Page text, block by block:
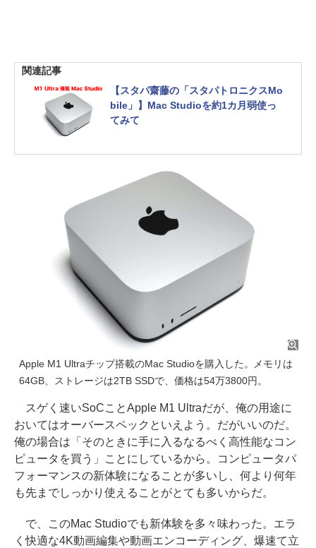
関連記事
【スタパ齋藤の「スタパトロニクスMo
bile」】Mac Studioを約1カ月弱使っ
てみて
Apple M1 Ultraチップ搭載のMac Studioを購入した。メモリは
64GB、ストレージは2TB SSDで、価格は54万3800円。
スゲく速いSoCことApple M1 Ultraだが、俺の用途に
おいてはオーバースペックといえよう。だがいいのだ。
俺の場合は「そのときに手に入るなるべく高性能なコン
ピュータを買う」ことにしているから。コンピュータパ
フォーマンスの新体験になることが多いし、何より何年
も先までしっかり使えることがとても多いからだ。
で、このMac Studioでも新体験を多々味わった。エラ
く快適な4K動画編集や動画エンコーディング、爆速て立